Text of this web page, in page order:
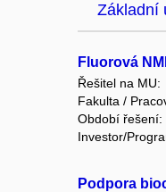
Základní
Fluorová
Řešitel na MU:
Fakulta /
Období řešení:
Investor/
Podpora